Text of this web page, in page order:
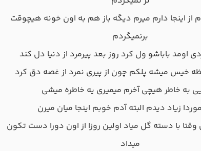
از اینجا دارم میرم دیگه باز هم به اون خونه هیچوقت
برنمیگردم
اومد باباشو ول کرد روز بعد پیرمرد از دنیا دل کند
خیس میشه پلکم چون از پیری نمرد از غصه دق کرد
به خاطر هیچی آخرم میمیری یه خاطره میشی
زیاد دیدم البته آدم خوبم اینجا میان میرن
با دسته گل میاد اولین روزا از اون دورا دست تکون
میداد